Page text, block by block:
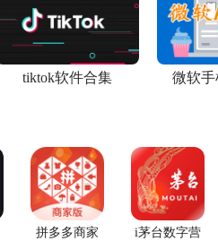
tiktok软件合集 微软手
拼多多商家
i茅台数字营